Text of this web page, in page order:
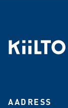
AADRESS